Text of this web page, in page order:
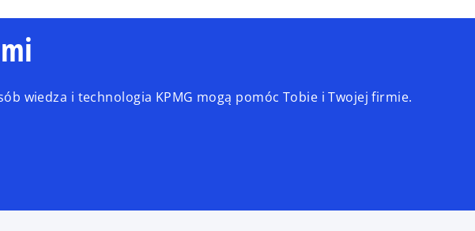
wiedza i technologia KPMG mogą pomóc Tobie i Twojej firmie.